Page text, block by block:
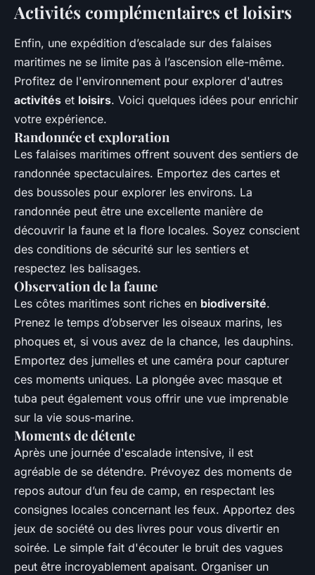
Activités complémentaires et loisirs
Enfin, une expédition d’escalade sur des falaises
maritimes ne se limite pas à l’ascension elle-même.
Profitez de l'environnement pour explorer d'autres
activités et loisirs. Voici quelques idées pour enrichir
votre expérience.
Randonnée et exploration
Les falaises maritimes offrent souvent des sentiers de
randonnée spectaculaires. Emportez des cartes et
des boussoles pour explorer les environs. La
randonnée peut être une excellente manière de
découvrir la faune et la flore locales. Soyez conscient
des conditions de sécurité sur les sentiers et
respectez les balisages.
Observation de la faune
Les côtes maritimes sont riches en biodiversité.
Prenez le temps d’observer les oiseaux marins, les
phoques et, si vous avez de la chance, les dauphins.
Emportez des jumelles et une caméra pour capturer
ces moments uniques. La plongée avec masque et
tuba peut également vous offrir une vue imprenable
sur la vie sous-marine.
Moments de détente
Après une journée d'escalade intensive, il est
agréable de se détendre. Prévoyez des moments de
repos autour d’un feu de camp, en respectant les
consignes locales concernant les feux. Apportez des
jeux de société ou des livres pour vous divertir en
soirée. Le simple fait d'écouter le bruit des vagues
peut être incroyablement apaisant. Organiser un